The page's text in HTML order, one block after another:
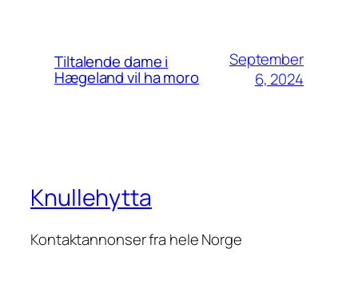
Tiltalende dame i
Hægeland vil ha moro
September
6, 2024
Knullehytta
Kontaktannonser fra hele Norge